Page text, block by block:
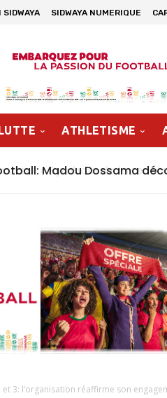
SIDWAYA NUMERIQUE
ATHLETISME
Madou Dossama
et 3: l’organisation réaffirme son